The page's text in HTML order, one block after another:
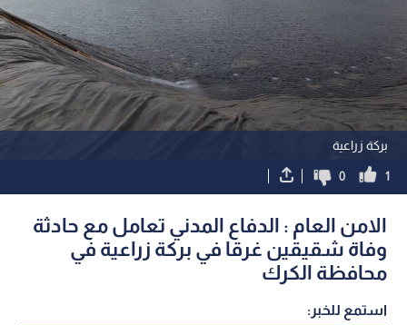
بركة زراعية
1
0
الامن العام : الدفاع المدني تعامل مع حادثة
وفاة شقيقين غرقا في بركة زراعية في
محافظة الكرك
استمع للخبر: